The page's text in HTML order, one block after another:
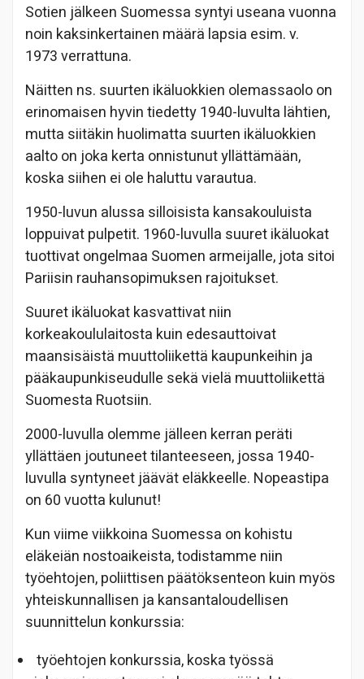
Sotien jälkeen Suomessa syntyi useana vuonna
noin kaksinkertainen määrä lapsia esim. v.
1973 verrattuna.
Näitten ns. suurten ikäluokkien olemassaolo on
erinomaisen hyvin tiedetty 1940-luvulta lähtien,
mutta siitäkin huolimatta suurten ikäluokkien
aalto on joka kerta onnistunut yllättämään,
koska siihen ei ole haluttu varautua.
1950-luvun alussa silloisista kansakouluista
loppuivat pulpetit. 1960-luvulla suuret ikäluokat
tuottivat ongelmaa Suomen armeijalle, jota sitoi
Pariisin rauhansopimuksen rajoitukset.
Suuret ikäluokat kasvattivat niin
korkeakoululaitosta kuin edesauttoivat
maansisäistä muuttoliikettä kaupunkeihin ja
pääkaupunkiseudulle sekä vielä muuttoliikettä
Suomesta Ruotsiin.
2000-luvulla olemme jälleen kerran peräti
yllättäen joutuneet tilanteeseen, jossa 1940-
luvulla syntyneet jäävät eläkkeelle. Nopeastipa
on 60 vuotta kulunut!
Kun viime viikkoina Suomessa on kohistu
eläkeiän nostoaikeista, todistamme niin
työehtojen, poliittisen päätöksenteon kuin myös
yhteiskunnallisen ja kansantaloudellisen
suunnittelun konkurssia:
työehtojen konkurssia, koska työssä